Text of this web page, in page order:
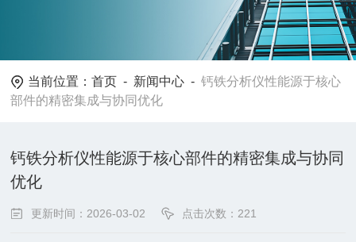
当前位置：首页 - 新闻中心 -钙铁分析仪性能源于核心
部件的精密集成与协同优化
钙铁分析仪性能源于核心部件的精密集成与协同
优化
更新时间：2026-03-02 点击次数：221